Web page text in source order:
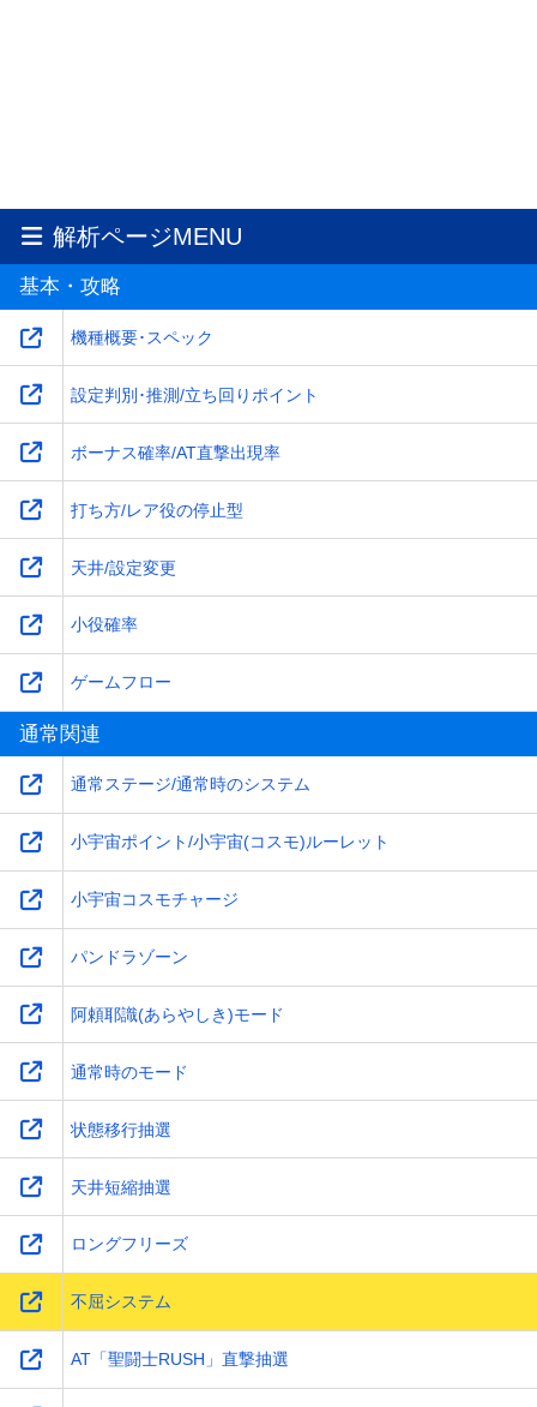
解析ページMENU
基本・攻略
機種概要･スペック
設定判別･推測/立ち回りポイント
ボーナス確率/AT直撃出現率
打ち方/レア役の停止型
天井/設定変更
小役確率
ゲームフロー
通常関連
通常ステージ/通常時のシステム
小宇宙ポイント/小宇宙(コスモ)ルーレット
小宇宙コスモチャージ
パンドラゾーン
阿頼耶識(あらやしき)モード
通常時のモード
状態移行抽選
天井短縮抽選
ロングフリーズ
不屈システム
AT「聖闘士RUSH」直撃抽選